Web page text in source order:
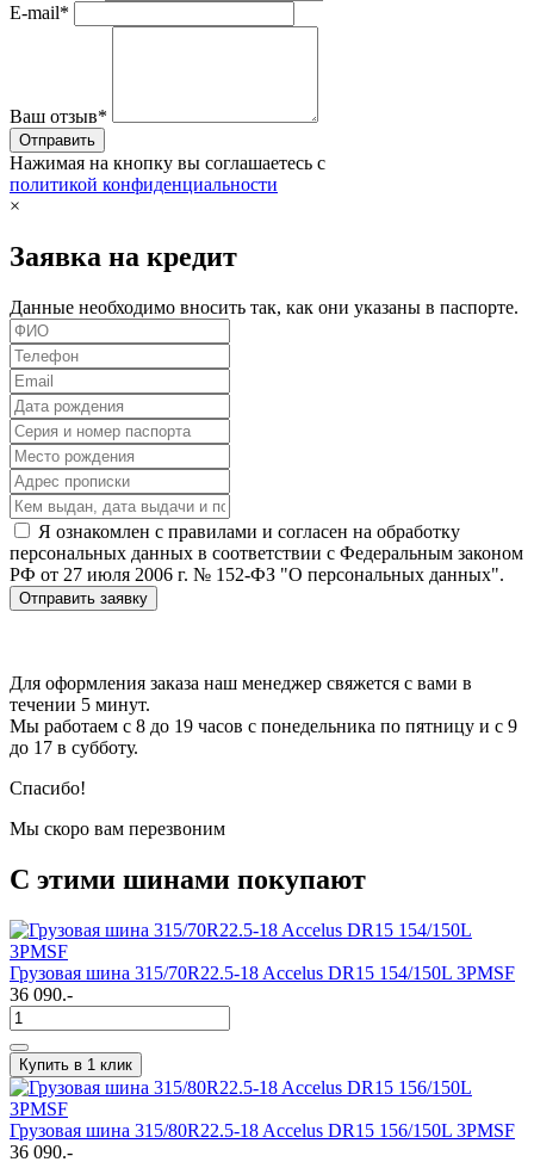
E-mail*
Ваш отзыв*
Нажимая на кнопку вы соглашаетесь с
политикой конфиденциальности
×
Заявка на кредит
Данные необходимо вносить так, как они указаны в паспорте.
Я ознакомлен с правилами и согласен на обработку
персональных данных в соответствии с Федеральным законом
РФ от 27 июля 2006 г. № 152-ФЗ "О персональных данных".
Отправить заявку
Для оформления заказа наш менеджер свяжется с вами в
течении 5 минут.
Мы работаем с 8 до 19 часов с понедельника по пятницу и с 9
до 17 в субботу.
Спасибо!
Мы скоро вам перезвоним
С этими шинами покупают
Грузовая шина 315/70R22.5-18 Accelus DR15 154/150L 3PMSF
36 090.-
Купить в 1 клик
Грузовая шина 315/80R22.5-18 Accelus DR15 156/150L 3PMSF
36 090.-